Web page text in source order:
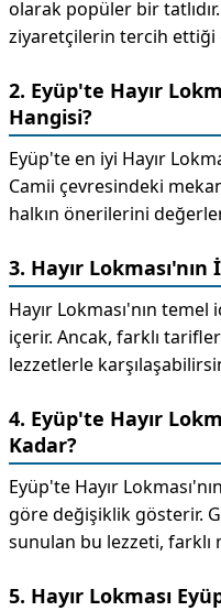
olarak popüler bir
ziyaretçilerin tercih ettiği
2. Eyüp'te Hayır
Hangisi?
Eyüp'te en iyi Hayır
Camii çevresindeki
halkın önerilerini
3. Hayır
Hayır Lokması'nın
içerir. Ancak, farklı
lezzetlerle
4. Eyüp'te Hayır
Kadar?
Eyüp'te Hayır
göre değişiklik gösterir.
sunulan bu lezzeti,
5. Hayır Lokması